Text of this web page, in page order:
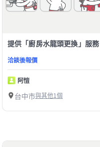
提供「廚房水龍頭更換」服務
洽談後報價
阿愷
台中市與其他1個